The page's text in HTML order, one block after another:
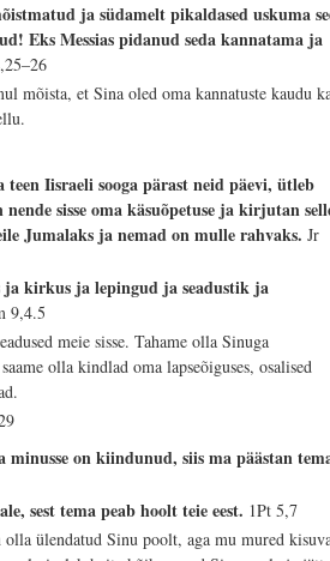
ja südamelt pikaldased uskuma
Eks Messias pidanud seda kannatama ja
mõista, et Sina oled oma kannatuste kaudu
Iisraeli sooga pärast neid päevi, ütleb
sisse oma käsuõpetuse ja kirjutan
Jumalaks ja nemad on mulle rahvaks.Jr
ja kirkus ja lepingud ja seadustik ja
9,4.5
meie sisse. Tahame olla Sinuga
olla kindlad oma lapseõiguses, osalised
minusse on kiindunud, siis ma päästan
sest tema peab hoolt teie eest. 1Pt 5,7
ülendatud Sinu poolt, aga mu mured